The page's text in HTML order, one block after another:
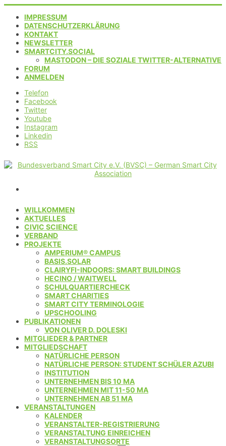
IMPRESSUM
DATENSCHUTZERKLÄRUNG
KONTAKT
NEWSLETTER
SMARTCITY.SOCIAL
MASTODON – DIE SOZIALE TWITTER-ALTERNATIVE
FORUM
ANMELDEN
Telefon
Facebook
Twitter
Youtube
Instagram
Linkedin
RSS
WILLKOMMEN
AKTUELLES
CIVIC SCIENCE
VERBAND
PROJEKTE
AMPERIUM® CAMPUS
BASIS.SOLAR
CLAIRYFI-INDOORS: SMART BUILDINGS
HECINO / WAITWELL
SCHULQUARTIERCHECK
SMART CHARITIES
SMART CITY TERMINOLOGIE
UPSCHOOLING
PUBLIKATIONEN
VON OLIVER D. DOLESKI
MITGLIEDER & PARTNER
MITGLIEDSCHAFT
NATÜRLICHE PERSON
NATÜRLICHE PERSON: STUDENT SCHÜLER AZUBI
INSTITUTION
UNTERNEHMEN BIS 10 MA
UNTERNEHMEN MIT 11-50 MA
UNTERNEHMEN AB 51 MA
VERANSTALTUNGEN
KALENDER
VERANSTALTER-REGISTRIERUNG
VERANSTALTUNG EINREICHEN
VERANSTALTUNGSORTE